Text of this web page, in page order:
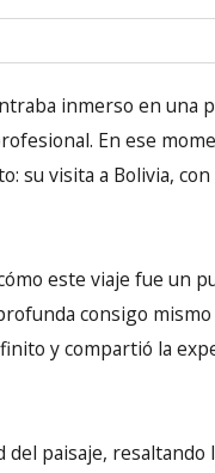
inmerso en
En ese
su visita a Bolivia,
este viaje fue un
consigo
y compartió la
paisaje, resaltando